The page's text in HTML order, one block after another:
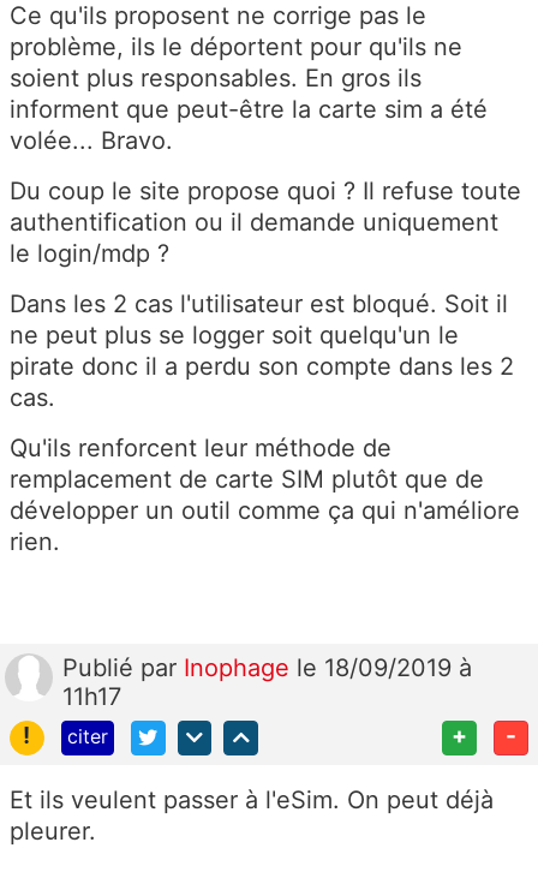
Ce qu'ils proposent ne corrige pas le
problème, ils le déportent pour qu'ils ne
soient plus responsables. En gros ils
informent que peut-être la carte sim a été
volée... Bravo.
Du coup le site propose quoi ? Il refuse toute
authentification ou il demande uniquement
le login/mdp ?
Dans les 2 cas l'utilisateur est bloqué. Soit il
ne peut plus se logger soit quelqu'un le
pirate donc il a perdu son compte dans les 2
cas.
Qu'ils renforcent leur méthode de
remplacement de carte SIM plutôt que de
développer un outil comme ça qui n'améliore
rien.
Publié par Inophage le 18/09/2019 à
11h17
!
citer + -
Et ils veulent passer à l'eSim. On peut déjà
pleurer.